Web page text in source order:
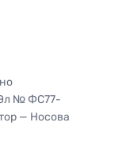
Эл № ФС77-
— Носова